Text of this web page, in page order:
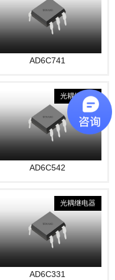
AD6C741
光耦继电器
AD6C542
光耦继电器
AD6C331